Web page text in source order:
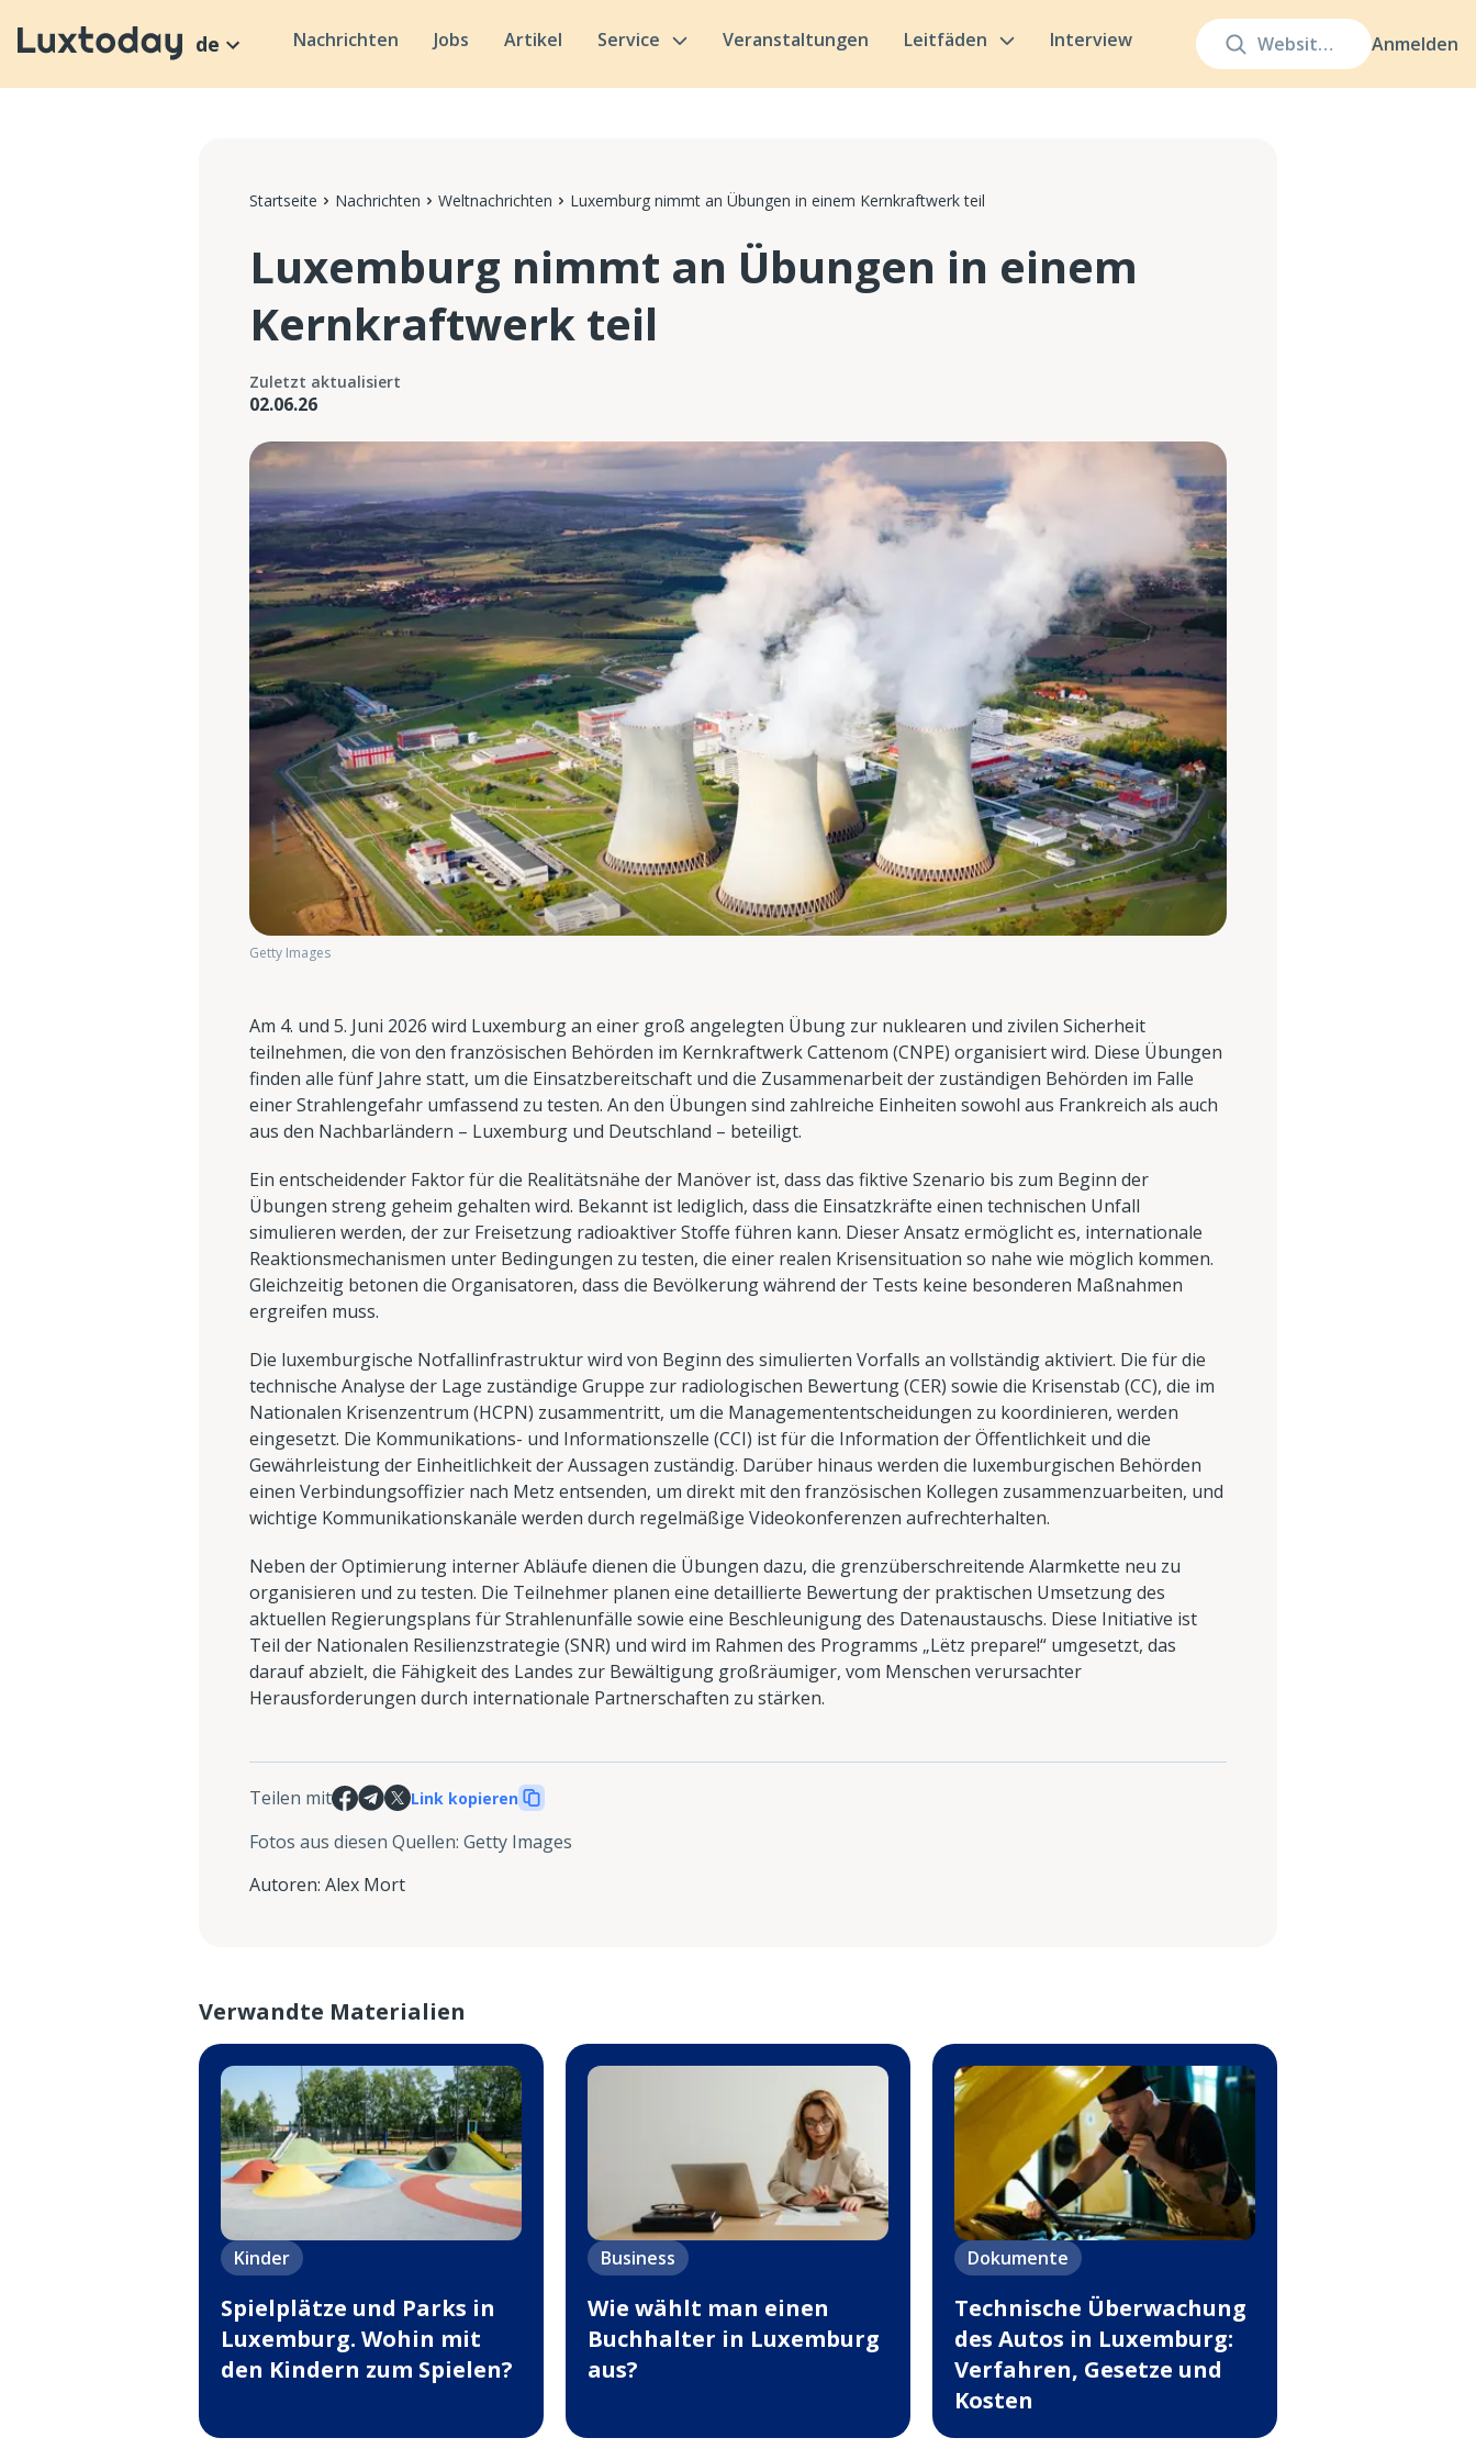
Anmelden
de Nachrichten Jobs Artikel Service Veranstaltungen Leitfäden Interview
Startseite Nachrichten Weltnachrichten Luxemburg nimmt an Übungen in einem Kernkraftwerk teil
Luxemburg nimmt an Übungen in einem
Kernkraftwerk teil
Zuletzt aktualisiert
02.06.26
Getty Images
Am 4. und 5. Juni 2026 wird Luxemburg an einer groß angelegten Übung zur nuklearen und zivilen Sicherheit
teilnehmen, die von den französischen Behörden im Kernkraftwerk Cattenom (CNPE) organisiert wird. Diese Übungen
finden alle fünf Jahre statt, um die Einsatzbereitschaft und die Zusammenarbeit der zuständigen Behörden im Falle
einer Strahlengefahr umfassend zu testen. An den Übungen sind zahlreiche Einheiten sowohl aus Frankreich als auch
aus den Nachbarländern – Luxemburg und Deutschland – beteiligt.
Ein entscheidender Faktor für die Realitätsnähe der Manöver ist, dass das fiktive Szenario bis zum Beginn der
Übungen streng geheim gehalten wird. Bekannt ist lediglich, dass die Einsatzkräfte einen technischen Unfall
simulieren werden, der zur Freisetzung radioaktiver Stoffe führen kann. Dieser Ansatz ermöglicht es, internationale
Reaktionsmechanismen unter Bedingungen zu testen, die einer realen Krisensituation so nahe wie möglich kommen.
Gleichzeitig betonen die Organisatoren, dass die Bevölkerung während der Tests keine besonderen Maßnahmen
ergreifen muss.
Die luxemburgische Notfallinfrastruktur wird von Beginn des simulierten Vorfalls an vollständig aktiviert. Die für die
technische Analyse der Lage zuständige Gruppe zur radiologischen Bewertung (CER) sowie die Krisenstab (CC), die im
Nationalen Krisenzentrum (HCPN) zusammentritt, um die Managemententscheidungen zu koordinieren, werden
eingesetzt. Die Kommunikations- und Informationszelle (CCI) ist für die Information der Öffentlichkeit und die
Gewährleistung der Einheitlichkeit der Aussagen zuständig. Darüber hinaus werden die luxemburgischen Behörden
einen Verbindungsoffizier nach Metz entsenden, um direkt mit den französischen Kollegen zusammenzuarbeiten, und
wichtige Kommunikationskanäle werden durch regelmäßige Videokonferenzen aufrechterhalten.
Neben der Optimierung interner Abläufe dienen die Übungen dazu, die grenzüberschreitende Alarmkette neu zu
organisieren und zu testen. Die Teilnehmer planen eine detaillierte Bewertung der praktischen Umsetzung des
aktuellen Regierungsplans für Strahlenunfälle sowie eine Beschleunigung des Datenaustauschs. Diese Initiative ist
Teil der Nationalen Resilienzstrategie (SNR) und wird im Rahmen des Programms „Lëtz prepare!“ umgesetzt, das
darauf abzielt, die Fähigkeit des Landes zur Bewältigung großräumiger, vom Menschen verursachter
Herausforderungen durch internationale Partnerschaften zu stärken.
Teilen mit Link kopieren
Fotos aus diesen Quellen: Getty Images
Autoren: Alex Mort
Verwandte Materialien
Kinder
Spielplätze und Parks in
Luxemburg. Wohin mit
den Kindern zum Spielen?
Business
Wie wählt man einen
Buchhalter in Luxemburg
aus?
Dokumente
Technische Überwachung
des Autos in Luxemburg:
Verfahren, Gesetze und
Kosten